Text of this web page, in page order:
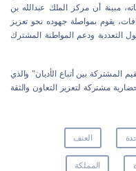
مبينة أن مركز الملك عبدالله بن
يقوم بمواصلة جهوده نحو تعزيز
التعددية ودعم المواطنة المشترك
المشتركة بين أتباع الأديان" والذي
مشتركة لتعزيز التعاون والثقة
العنف
المملكة